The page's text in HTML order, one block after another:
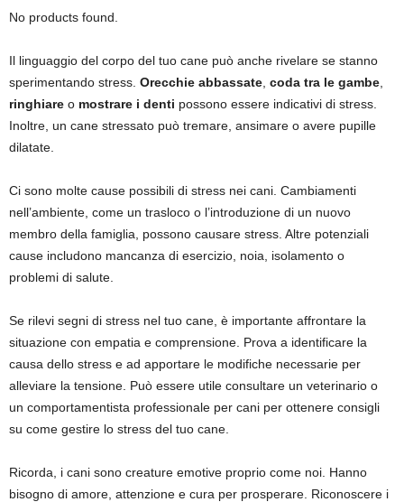
No products found.
Il linguaggio del corpo del tuo cane può anche rivelare se stanno
sperimentando stress. Orecchie abbassate coda tra le gambe
ringhiare o mostrare i denti possono essere indicativi di stress.
Inoltre, un cane stressato può tremare, ansimare o avere pupille
dilatate.
Ci sono molte cause possibili di stress nei cani. Cambiamenti
nell’ambiente, come un trasloco o l’introduzione di un nuovo
membro della famiglia, possono causare stress. Altre potenziali
cause includono mancanza di esercizio, noia, isolamento o
problemi di salute.
Se rilevi segni di stress nel tuo cane, è importante affrontare la
situazione con empatia e comprensione. Prova a identificare la
causa dello stress e ad apportare le modifiche necessarie per
alleviare la tensione. Può essere utile consultare un veterinario o
un comportamentista professionale per cani per ottenere consigli
su come gestire lo stress del tuo cane.
Ricorda, i cani sono creature emotive proprio come noi. Hanno
bisogno di amore, attenzione e cura per prosperare. Riconoscere i